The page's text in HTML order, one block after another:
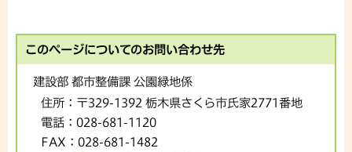
このページについてのお問い合わせ先
建設部 都市整備課 公園緑地係
住所： 〒329-1392 栃木県さくら市氏家2771番地
電話： 028-681-1120
FAX： 028-681-1482